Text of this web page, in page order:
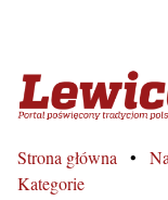
Strona główna
Kategorie